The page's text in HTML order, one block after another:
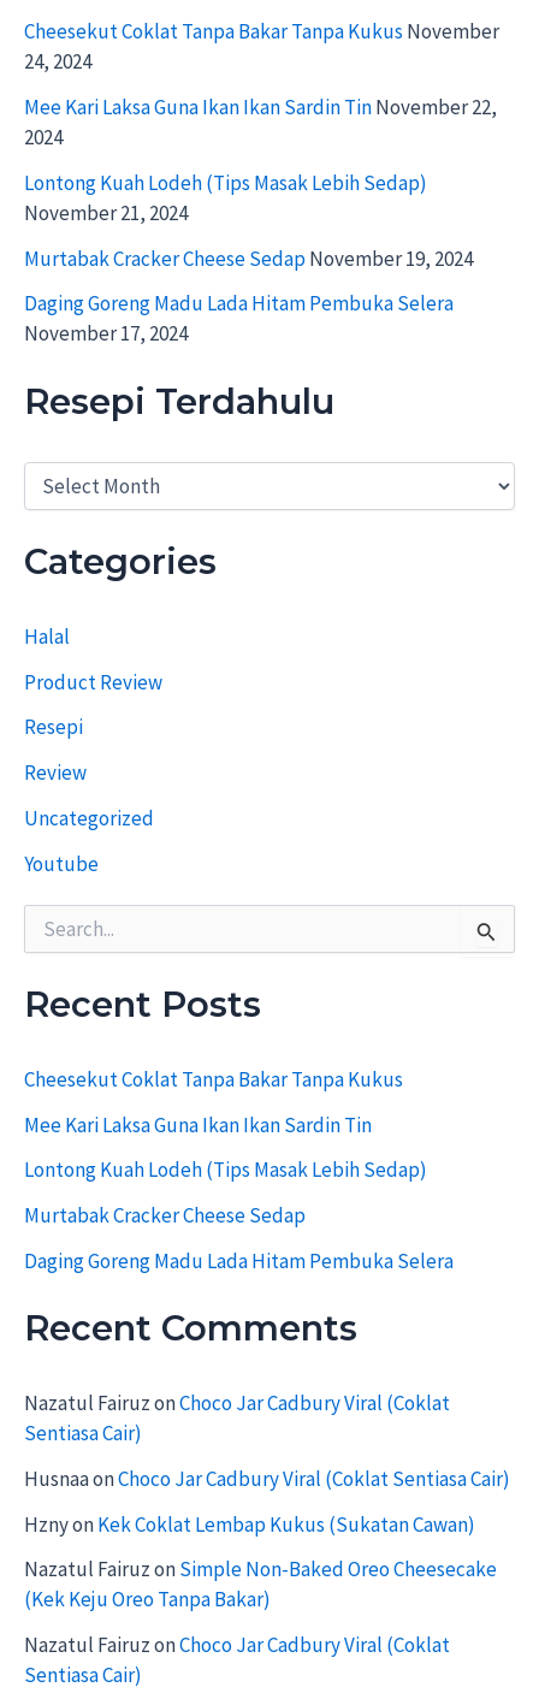
Cheesekut Coklat Tanpa Bakar Tanpa Kukus November
24, 2024
Mee Kari Laksa Guna Ikan Ikan Sardin TinNovember 22,
2024
Lontong Kuah Lodeh (Tips Masak Lebih Sedap)
November 21, 2024
Murtabak Cracker Cheese SedapNovember 19, 2024
Daging Goreng Madu Lada Hitam Pembuka Selera
November 17, 2024
Resepi Terdahulu
R
e
p
e
d
h
u
l
u
Categories
Halal
Product Review
Resepi
Review
Uncategorized
Youtube
r
c
o
:
Recent Posts
Cheesekut Coklat Tanpa Bakar Tanpa Kukus
Mee Kari Laksa Guna Ikan Ikan Sardin Tin
Lontong Kuah Lodeh (Tips Masak Lebih Sedap)
Murtabak Cracker Cheese Sedap
Daging Goreng Madu Lada Hitam Pembuka Selera
Recent Comments
Nazatul FairuzonChoco Jar Cadbury Viral (Coklat
Sentiasa Cair)
HusnaaonChoco Jar Cadbury Viral (Coklat Sentiasa Cair)
HznyonKek Coklat Lembap Kukus (Sukatan Cawan)
Nazatul FairuzonSimple Non-Baked Oreo Cheesecake
(Kek Keju Oreo Tanpa Bakar)
Nazatul FairuzonChoco Jar Cadbury Viral (Coklat
Sentiasa Cair)